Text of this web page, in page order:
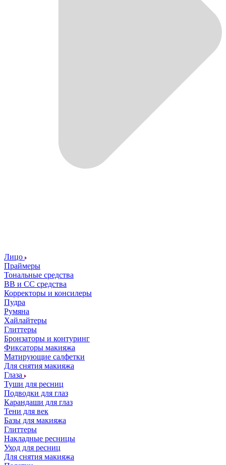
Лицо
Праймеры
Тональные средства
ВВ и СС средства
Корректоры и консилеры
Пудра
Румяна
Хайлайтеры
Глиттеры
Бронзаторы и контуринг
Фиксаторы макияжа
Матирующие салфетки
Для снятия макияжа
Глаза
Туши для ресниц
Подводки для глаз
Карандаши для глаз
Тени для век
Базы для макияжа
Глиттеры
Накладные ресницы
Уход для ресниц
Для снятия макияжа